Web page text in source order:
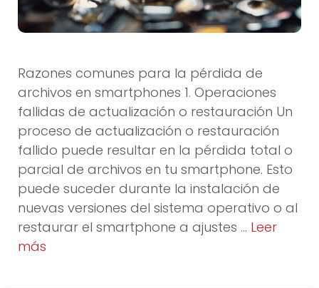
Razones comunes para la pérdida de
archivos en smartphones 1. Operaciones
fallidas de actualización o restauración Un
proceso de actualización o restauración
fallido puede resultar en la pérdida total o
parcial de archivos en tu smartphone. Esto
puede suceder durante la instalación de
nuevas versiones del sistema operativo o al
restaurar el smartphone a ajustes … Leer
más